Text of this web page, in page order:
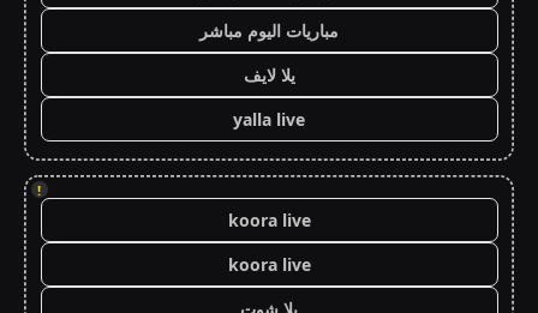
مباريات اليوم مباشر
يلا لايف
yalla live
!
koora live
koora live